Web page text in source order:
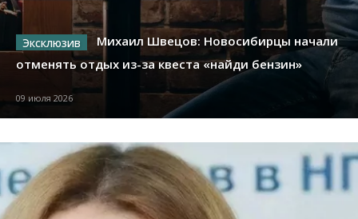
Михаил Швецов: Новосибирцы начали
отменять отдых из-за квеста «найди бензин»
09 июля 2026